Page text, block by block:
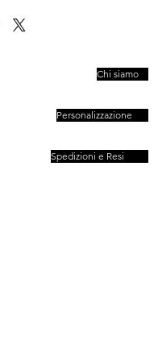
Chi siamo
Personalizzazione
Spedizioni e Resi